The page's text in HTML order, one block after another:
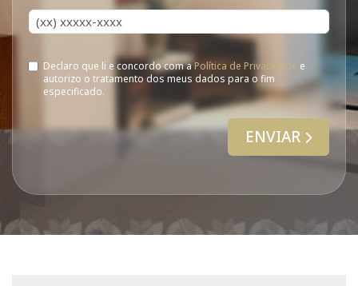
Telefone*
Declaro que li e concordo com aPolítica de Privacidade e
autorizo o tratamento dos meus dados para o fim
especificado.
ENVIAR